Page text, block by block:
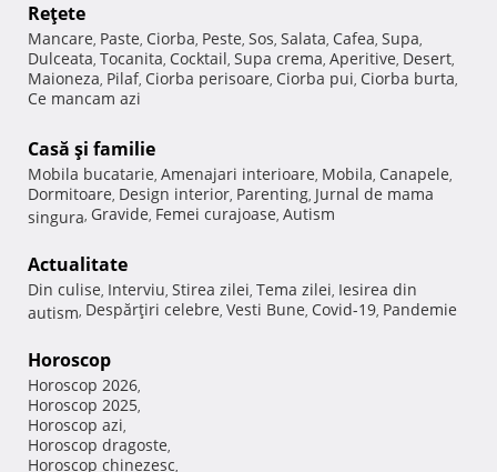
Reţete
Mancare, Paste, Ciorba, Peste, Sos, Salata, Cafea, Supa,
Dulceata, Tocanita, Cocktail, Supa crema, Aperitive, Desert,
Maioneza, Pilaf, Ciorba perisoare, Ciorba pui, Ciorba burta,
Ce mancam azi
Casă şi familie
Mobila bucatarie, Amenajari interioare, Mobila, Canapele,
Dormitoare, Design interior, Parenting, Jurnal de mama
singura, Gravide, Femei curajoase, Autism
Actualitate
Din culise, Interviu, Stirea zilei, Tema zilei, Iesirea din
autism, Despărţiri celebre, Vesti Bune, Covid-19, Pandemie
Horoscop
Horoscop 2026,
Horoscop 2025,
Horoscop azi,
Horoscop dragoste,
Horoscop chinezesc,